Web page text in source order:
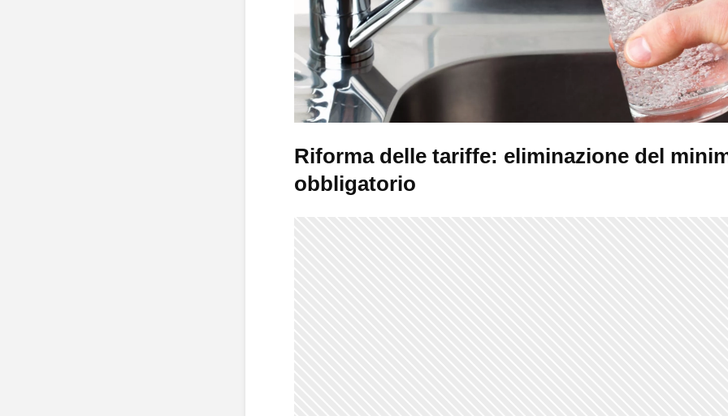
Riforma delle tariffe: eliminazione del
obbligatorio